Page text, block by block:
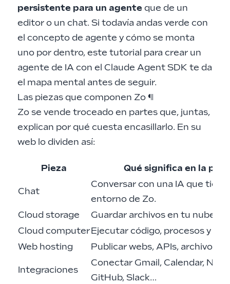
persistente para un agenteque de un
editor o un chat. Si todavía andas verde con
el concepto de agente y cómo se monta
uno por dentro, este tutorial para crear un
agente de IA con el Claude Agent SDK te da
el mapa mental antes de seguir.
Las piezas que componen Zo ¶
Zo se vende troceado en partes que, juntas,
explican por qué cuesta encasillarlo. En su
web lo dividen así:
Pieza Qué significa en la
Chat
Conversar con una IA que tiene
entorno de Zo.
Cloud storage
Guardar archivos en tu nube
Cloud computerEjecutar código, procesos y
Web hosting
Publicar webs, APIs, archivos o
Integraciones
Conectar Gmail, Calendar,
GitHub, Slack…